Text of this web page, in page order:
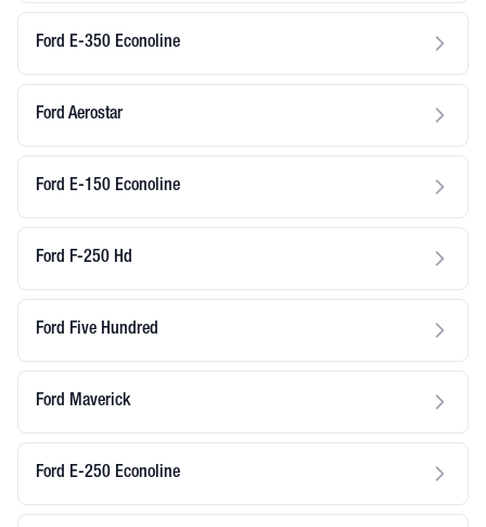
Ford E-350 Econoline
Ford Aerostar
Ford E-150 Econoline
Ford F-250 Hd
Ford Five Hundred
Ford Maverick
Ford E-250 Econoline